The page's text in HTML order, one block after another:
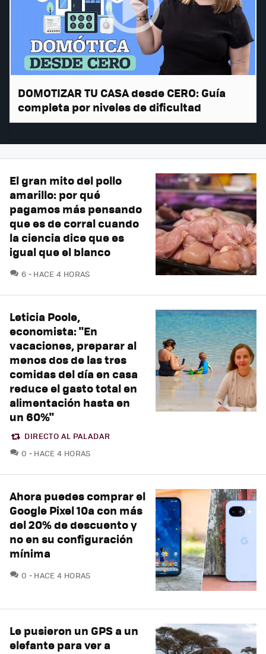
DOMOTIZAR TU CASA desde CERO: Guía
completa por niveles de dificultad
El gran mito del pollo
amarillo: por qué
pagamos más pensando
que es de corral cuando
la ciencia dice que es
igual que el blanco
6 COMENTARIOS
HACE 4 HORAS
Leticia Poole,
economista: "En
vacaciones, preparar al
menos dos de las tres
comidas del día en casa
reduce el gasto total en
alimentación hasta en
un 60%"
DIRECTO AL PALADAR
0 COMENTARIOS
HACE 4 HORAS
Ahora puedes comprar el
Google Pixel 10a con más
del 20% de descuento y
no en su configuración
mínima
0 COMENTARIOS
HACE 4 HORAS
Le pusieron un GPS a un
elefante para ver a